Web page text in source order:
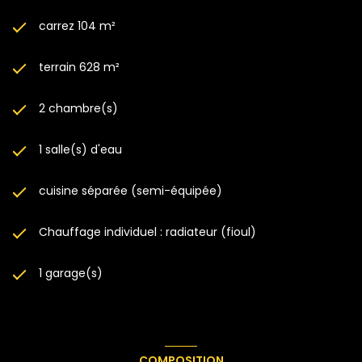
carrez 104 m²
terrain 628 m²
2 chambre(s)
1 salle(s) d'eau
cuisine séparée (semi-équipée)
Chauffage individuel : radiateur (fioul)
1 garage(s)